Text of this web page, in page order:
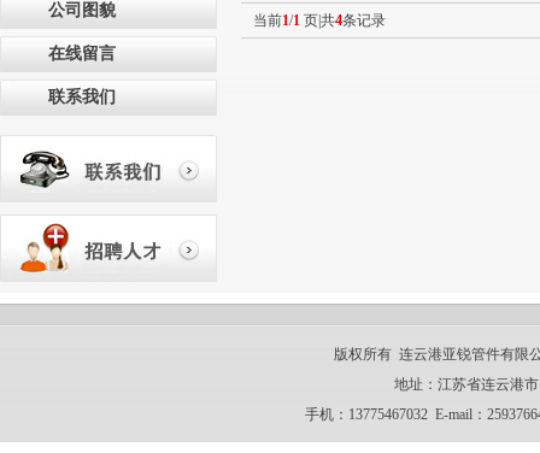
公司图貌
在线留言
联系我们
当前1/1 页|共4条记录
版权所有 连云港亚锐管件有
地址：江苏省连云港
手机：13775467032 E-mail：